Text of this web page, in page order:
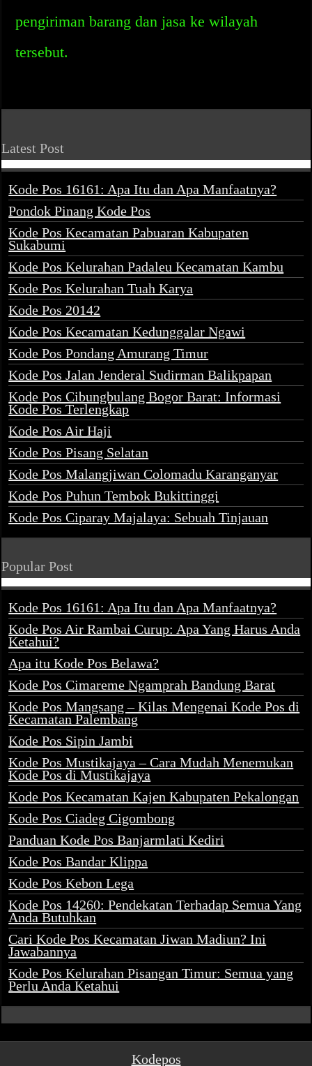
pengiriman barang dan jasa ke wilayah
tersebut.
Latest Post
Kode Pos 16161: Apa Itu dan Apa Manfaatnya?
Pondok Pinang Kode Pos
Kode Pos Kecamatan Pabuaran Kabupaten
Sukabumi
Kode Pos Kelurahan Padaleu Kecamatan Kambu
Kode Pos Kelurahan Tuah Karya
Kode Pos 20142
Kode Pos Kecamatan Kedunggalar Ngawi
Kode Pos Pondang Amurang Timur
Kode Pos Jalan Jenderal Sudirman Balikpapan
Kode Pos Cibungbulang Bogor Barat: Informasi
Kode Pos Terlengkap
Kode Pos Air Haji
Kode Pos Pisang Selatan
Kode Pos Malangjiwan Colomadu Karanganyar
Kode Pos Puhun Tembok Bukittinggi
Kode Pos Ciparay Majalaya: Sebuah Tinjauan
Popular Post
Kode Pos 16161: Apa Itu dan Apa Manfaatnya?
Kode Pos Air Rambai Curup: Apa Yang Harus Anda
Ketahui?
Apa itu Kode Pos Belawa?
Kode Pos Cimareme Ngamprah Bandung Barat
Kode Pos Mangsang – Kilas Mengenai Kode Pos di
Kecamatan Palembang
Kode Pos Sipin Jambi
Kode Pos Mustikajaya – Cara Mudah Menemukan
Kode Pos di Mustikajaya
Kode Pos Kecamatan Kajen Kabupaten Pekalongan
Kode Pos Ciadeg Cigombong
Panduan Kode Pos Banjarmlati Kediri
Kode Pos Bandar Klippa
Kode Pos Kebon Lega
Kode Pos 14260: Pendekatan Terhadap Semua Yang
Anda Butuhkan
Cari Kode Pos Kecamatan Jiwan Madiun? Ini
Jawabannya
Kode Pos Kelurahan Pisangan Timur: Semua yang
Perlu Anda Ketahui
Kodepos